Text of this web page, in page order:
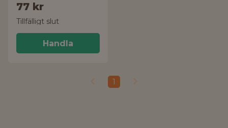
77 kr
Tillfälligt slut
Handla
1